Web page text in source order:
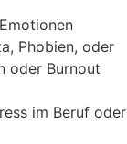
Phobien, oder
oder Burnout
im Beruf oder